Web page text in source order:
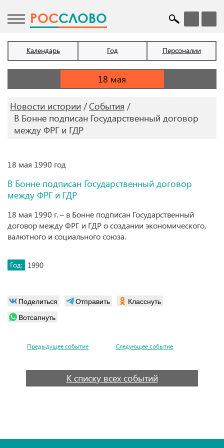
POCСЛОВО
Календарь Год Персоналии
Новости истории
События
В Бонне подписан Государственный договор
между ФРГ и ГДР
18 мая 1990 год
В Бонне подписан Государственный договор
между ФРГ и ГДР
18 мая 1990 г. – в Бонне подписан Государственный
договор между ФРГ и ГДР о создании экономического,
валютного и социального союза.
Год: 1990
Поделиться Отправить
Класснуть
Вотсапнуть
Предыдущее событие Следующее событие
К списку всех событий